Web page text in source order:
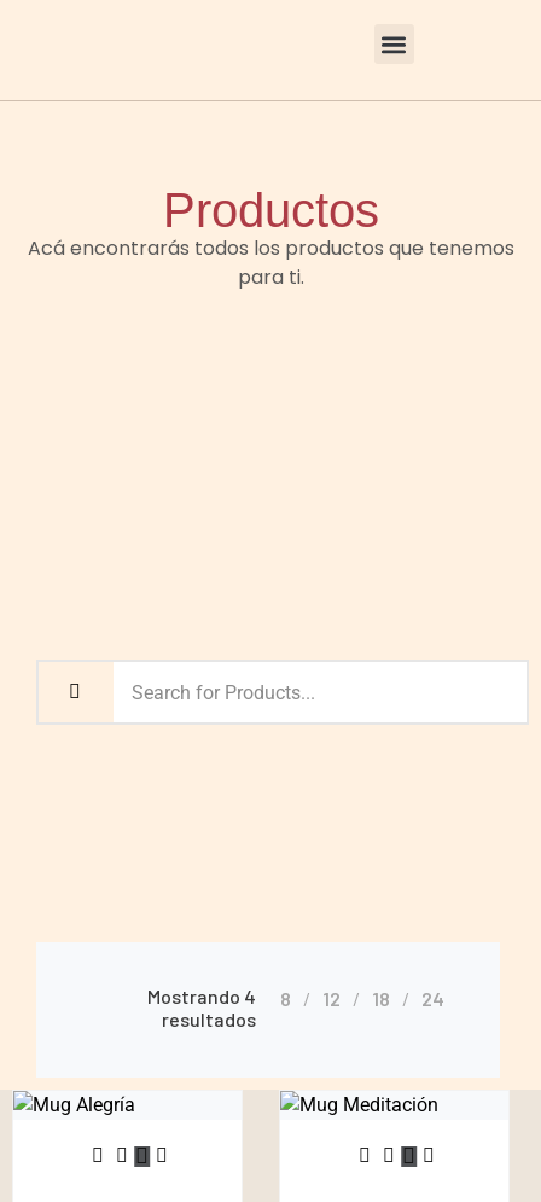
Productos
Acá encontrarás todos los productos que tenemos
para ti.
Mostrando 4
resultados
8 12 18 24